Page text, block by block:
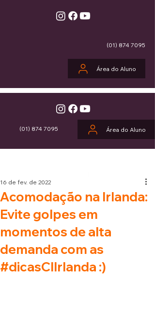
(01) 874 7095 Área do Aluno
(01) 874 7095
Área do Aluno
Acomodação na Irlanda:
Evite golpes em
momentos de alta
demanda com as
#dicasCIIrlanda :)
16 de fev. de 2022